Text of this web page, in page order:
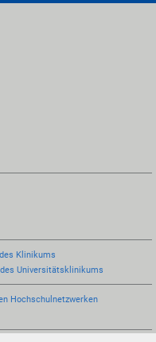
Klinikums
Universitätsklinikums
Hochschulnetzwerken